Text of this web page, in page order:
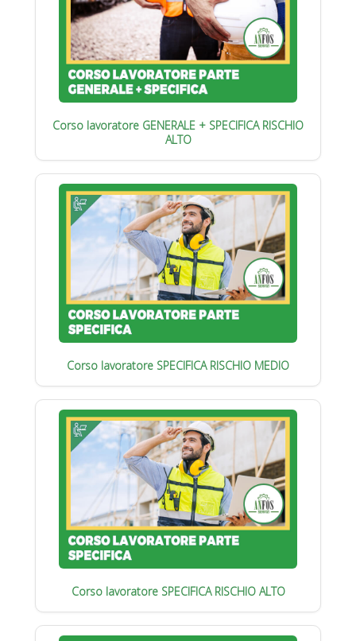
Corso lavoratore GENERALE + SPECIFICA RISCHIO
ALTO
Corso lavoratore SPECIFICA RISCHIO MEDIO
Corso lavoratore SPECIFICA RISCHIO ALTO